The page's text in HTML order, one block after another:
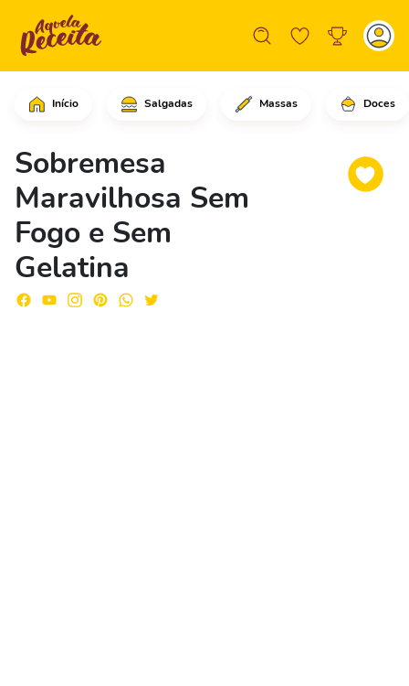
Início Salgadas Massas Doces
Sobremesa
Maravilhosa Sem
Fogo e Sem
Gelatina
No liquidificador coloque o creme